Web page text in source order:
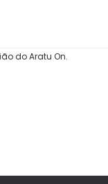
do Aratu On.